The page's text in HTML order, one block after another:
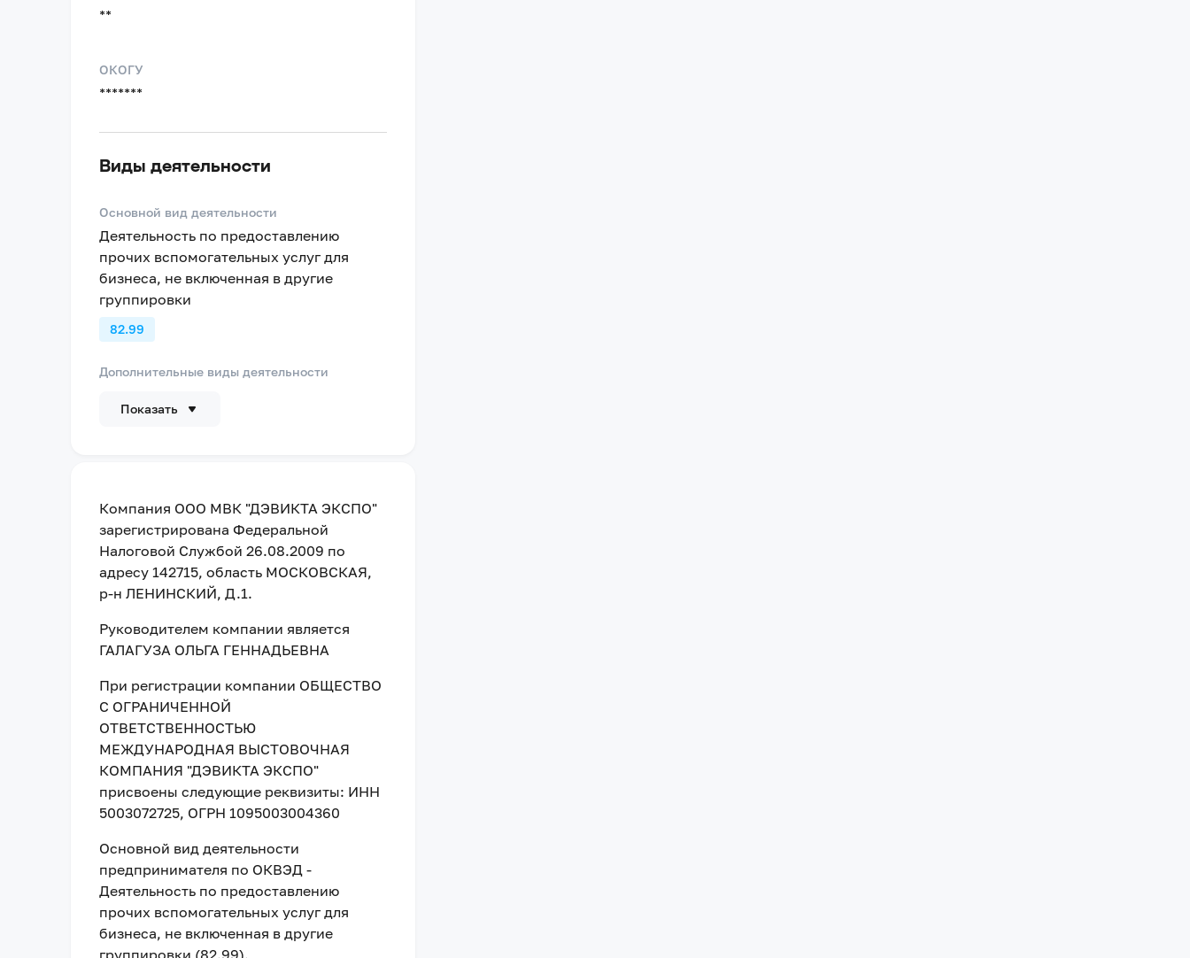
**
ОКОГУ
*******
Виды деятельности
Основной вид деятельности
Деятельность по предоставлению
прочих вспомогательных услуг для
бизнеса, не включенная в другие
группировки
82.99
Дополнительные виды деятельности
Показать
Компания ООО МВК "ДЭВИКТА ЭКСПО"
зарегистрирована Федеральной
Налоговой Службой 26.08.2009 по
адресу 142715, область МОСКОВСКАЯ,
р-н ЛЕНИНСКИЙ, Д.1.
Руководителем компании является
ГАЛАГУЗА ОЛЬГА ГЕННАДЬЕВНА
При регистрации компании ОБЩЕСТВО
С ОГРАНИЧЕННОЙ
ОТВЕТСТВЕННОСТЬЮ
МЕЖДУНАРОДНАЯ ВЫСТОВОЧНАЯ
КОМПАНИЯ "ДЭВИКТА ЭКСПО"
присвоены следующие реквизиты: ИНН
5003072725, ОГРН 1095003004360
Основной вид деятельности
предпринимателя по ОКВЭД -
Деятельность по предоставлению
прочих вспомогательных услуг для
бизнеса, не включенная в другие
группировки (82.99).